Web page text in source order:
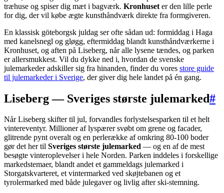
træhuse og spiser dig mæt i bagværk. Kronhuset er den lille perle
for dig, der vil købe ægte kunsthåndværk direkte fra formgiveren.
En klassisk göteborgsk juldag ser ofte sådan ud: formiddag i Haga
med kanelsnegl og gløgg, eftermiddag blandt kunsthåndværkerne i
Kronhuset, og aften på Liseberg, når alle lysene tændes, og parken
er allersmukkest. Vil du dykke ned i, hvordan de svenske
julemarkeder adskiller sig fra hinanden, finder du vores store guide
til julemarkeder i Sverige, der giver dig hele landet på én gang.
Liseberg — Sveriges største julemarked#
Når Liseberg skifter til jul, forvandles forlystelsesparken til et helt
vintereventyr. Millioner af lyspærer svøbt om grene og facader,
glitrende pynt overalt og en perlerække af omkring 80-100 boder
gør det her til Sveriges største julemarked — og en af de mest
besøgte vinteroplevelser i hele Norden. Parken inddeles i forskellige
markedstemaer, blandt andet et gammeldags julemarked i
Storgatskvarteret, et vintermarked ved skøjtebanen og et
tyrolermarked med både julegaver og livlig after ski-stemning.